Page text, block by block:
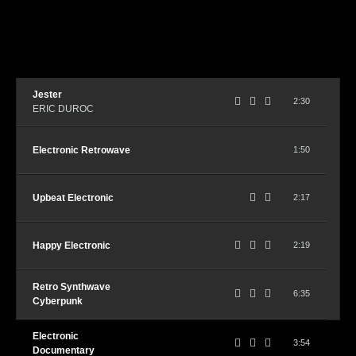
ÜBER MICH
Jester
ERIC DUROC
2:30
Electronic Retrowave 1:50
Upbeat Electronic 2:17
Happy Electronic 2:19
Retro Synthwave
Cyberpunk
6:35
Electronic
Documentary
3:54